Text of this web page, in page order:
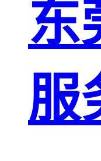
东
服